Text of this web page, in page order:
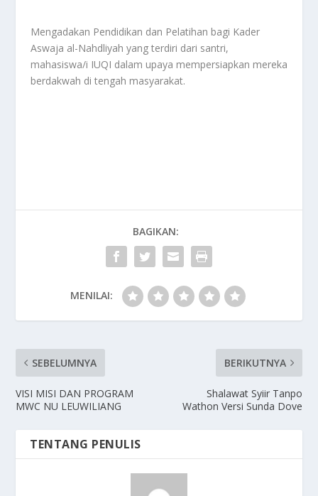
Mengadakan Pendidikan dan Pelatihan bagi Kader
Aswaja al-Nahdliyah yang terdiri dari santri,
mahasiswa/i IUQI dalam upaya mempersiapkan mereka
berdakwah di tengah masyarakat.
BAGIKAN:
MENILAI:
SEBELUMNYA
VISI MISI DAN PROGRAM
MWC NU LEUWILIANG
BERIKUTNYA
Shalawat Syiir Tanpo
Wathon Versi Sunda Dove
TENTANG PENULIS